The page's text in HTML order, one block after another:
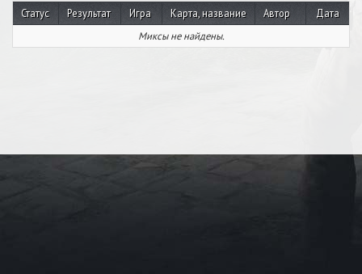
Миксы не найдены.
Статус Результат Игра Карта, название Автор Дата